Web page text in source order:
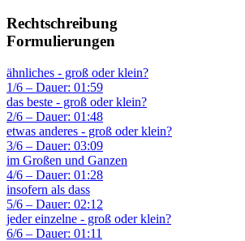
Rechtschreibung
Formulierungen
ähnliches - groß oder klein?
1/6 – Dauer: 01:59
das beste - groß oder klein?
2/6 – Dauer: 01:48
etwas anderes - groß oder klein?
3/6 – Dauer: 03:09
im Großen und Ganzen
4/6 – Dauer: 01:28
insofern als dass
5/6 – Dauer: 02:12
jeder einzelne - groß oder klein?
6/6 – Dauer: 01:11